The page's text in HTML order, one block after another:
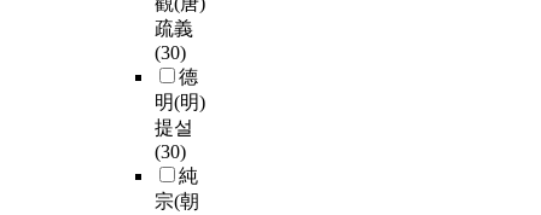
疏義
(30)
德
明(明)
提설
(30)
純
宗(朝